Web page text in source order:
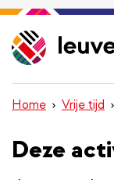
Overslaan
en
naar
inhoud
gaan
Home Vrije tijd
Deze